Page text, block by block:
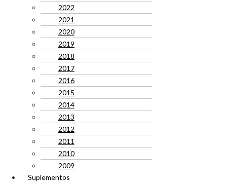
2022
2021
2020
2019
2018
2017
2016
2015
2014
2013
2012
2011
2010
2009
Suplementos